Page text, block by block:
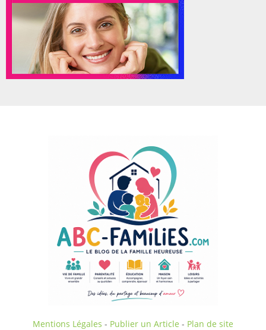
Mentions Légales - Publier un Article - Plan de site